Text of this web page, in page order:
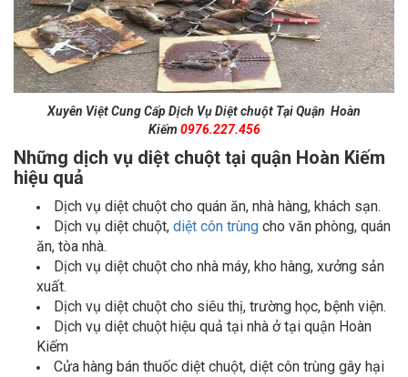
Xuyên Việt Cung Cấp Dịch Vụ Diệt chuột Tại Quận Hoàn
Kiếm 0976.227.456
Những dịch vụ diệt chuột tại quận Hoàn Kiếm
hiệu quả
Dịch vụ diệt chuột cho quán ăn, nhà hàng, khách sạn.
Dịch vụ diệt chuột, diệt côn trùng cho văn phòng, quán
ăn, tòa nhà.
Dịch vụ diệt chuột cho nhà máy, kho hàng, xưởng sản
xuất.
Dịch vụ diệt chuột cho siêu thị, trường học, bệnh viện.
Dịch vụ diệt chuột hiệu quả tại nhà ở tại quận Hoàn
Kiếm
Cửa hàng bán thuốc diệt chuột, diệt côn trùng gây hại